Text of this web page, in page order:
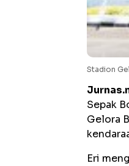
Stadion
Sepak
Gelora
Eri